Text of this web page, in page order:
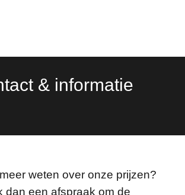
& informatie
weten over onze prijzen?
dan een afspraak om de